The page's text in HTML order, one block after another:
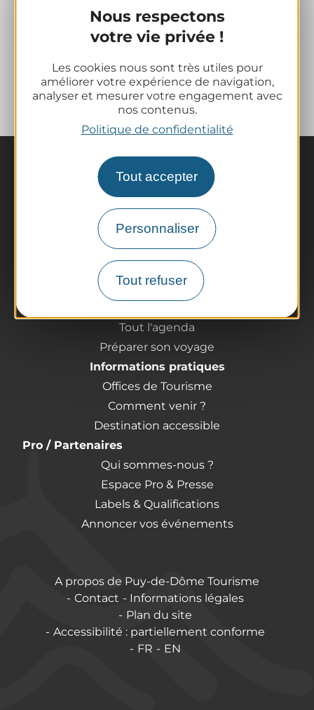
Nous respectons
votre vie privée !
Les cookies nous sont très utiles pour
améliorer votre expérience de navigation,
analyser et mesurer votre engagement avec
nos contenus.
Politique de confidentialité
Tout accepter
Personnaliser
Tout refuser
2026 par Office de Tourisme du
Massif du Sancy
La destination
Nos incontournables
L'Auvergne des Volcans
Tout l'agenda
Préparer son voyage
Informations pratiques
Offices de Tourisme
Comment venir ?
Destination accessible
Pro / Partenaires
Qui sommes-nous ?
Espace Pro & Presse
Labels & Qualifications
Annoncer vos événements
A propos de Puy-de-Dôme Tourisme
Contact
Informations légales
Plan du site
Accessibilité : partiellement conforme
FR
EN